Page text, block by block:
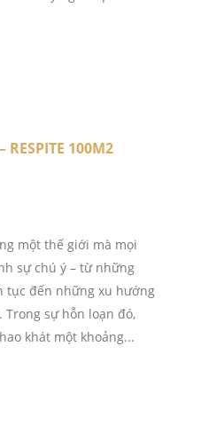
RESPITE 100M2
một thế giới mà mọi
sự chú ý – từ những
tục đến những xu hướng
sự hỗn loạn đó,
khát một khoảng...